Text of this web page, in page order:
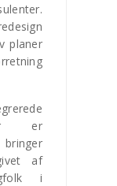
planer
er
af
i